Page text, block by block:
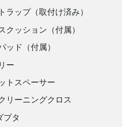
ラップ（取付け済み）
クッション（付属）
ッド（付属）
ー
トスペーサー
リーニングクロス
プタ